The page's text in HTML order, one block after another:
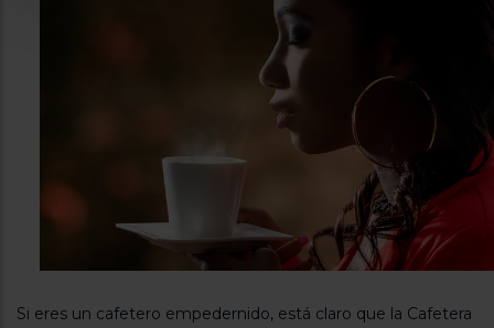
Si eres un cafetero empedernido, está claro que la Cafetera